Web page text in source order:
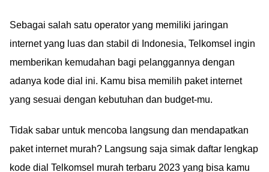
Sebagai salah satu operator yang memiliki jaringan
internet yang luas dan stabil di Indonesia, Telkomsel ingin
memberikan kemudahan bagi pelanggannya dengan
adanya kode dial ini. Kamu bisa memilih paket internet
yang sesuai dengan kebutuhan dan budget-mu.
Tidak sabar untuk mencoba langsung dan mendapatkan
paket internet murah? Langsung saja simak daftar lengkap
kode dial Telkomsel murah terbaru 2023 yang bisa kamu